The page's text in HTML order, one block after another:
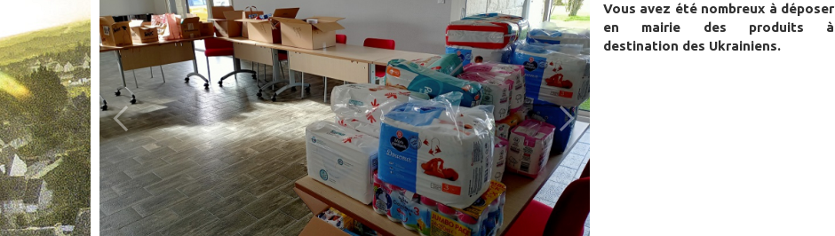
Vous avez été nombreux à déposer
en mairie des produits à
destination des Ukrainiens.